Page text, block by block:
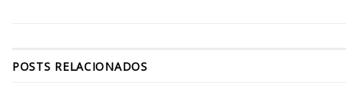
POSTS RELACIONADOS